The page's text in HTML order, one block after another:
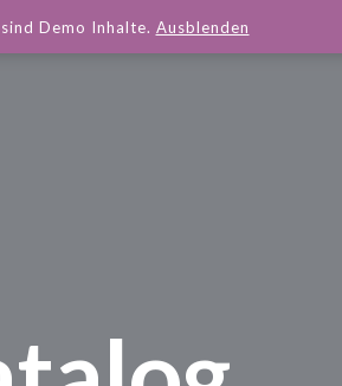
Demo Inhalte. Ausblenden